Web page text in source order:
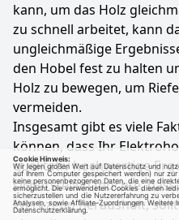
kann, um das Holz
zu schnell arbeitet, kann
ungleichmäßige
den Hobel fest zu halten
Holz zu bewegen, um
vermeiden.
Insgesamt gibt es viele
können, dass Ihr
qualitativ hochwertige
sicherstellen möchte,
Werkzeug herausholt,
Cookie Hinweis:
Wir legen großen Wert auf Datenschutz und
auf Ihrem Computer gespeichert werden) nur
keine personenbezogenen Daten, die eine
ermöglicht. Die verwendeten Cookies dienen
sicherzustellen und die Nutzererfahrung zu
Analysen, sowie Affiliate-Zuordnungen. Weitere
Datenschutzerklärung